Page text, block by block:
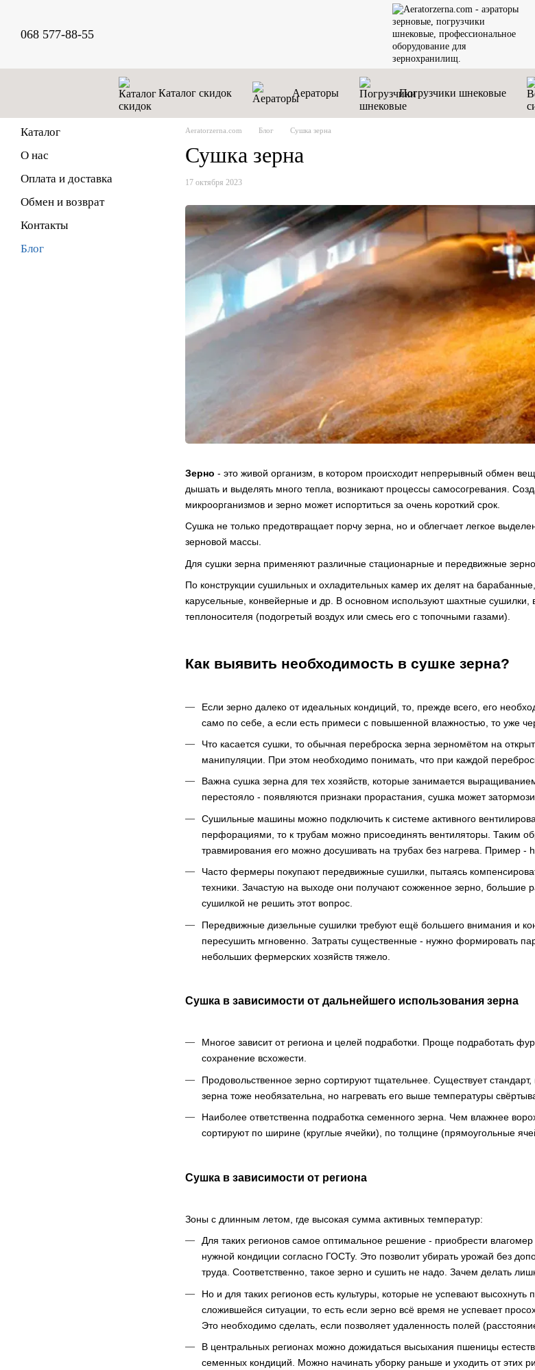
068 577-88-55
Каталог скидок Аераторы Погрузчики шнековые
Аeratorzerna.com Блог Сушка зерна
Сушка зерна
17 октября 2023
Зерно - это живой организм, в котором происходит непрерывный обмен
дышать и выделять много тепла, возникают процессы самосогревания.
микроорганизмов и зерно может испортиться за очень короткий срок.
Сушка не только предотвращает порчу зерна, но и облегчает легкое
зерновой массы.
Для сушки зерна применяют различные стационарные и передвижные
По конструкции сушильных и охладительных камер их делят на
карусельные, конвейерные и др. В основном используют шахтные сушилки,
теплоносителя (подогретый воздух или смесь его с топочными газами).
Как выявить необходимость в сушке зерна?
Если зерно далеко от идеальных кондиций, то, прежде всего, его
само по себе, а если есть примеси с повышенной влажностью, то уже
Что касается сушки, то обычная переброска зерна зерномётом на
манипуляции. При этом необходимо понимать, что при каждой
Важна сушка зерна для тех хозяйств, которые занимается
перестояло - появляются признаки прорастания, сушка может
Сушильные машины можно подключить к системе активного
перфорациями, то к трубам можно присоединять вентиляторы. Таким
травмирования его можно досушивать на трубах без нагрева. Пример
Часто фермеры покупают передвижные сушилки, пытаясь
техники. Зачастую на выходе они получают сожженное зерно, большие
сушилкой не решить этот вопрос.
Передвижные дизельные сушилки требуют ещё большего внимания и
пересушить мгновенно. Затраты существенные - нужно формировать
небольших фермерских хозяйств тяжело.
Сушка в зависимости от дальнейшего использования зерна
Многое зависит от региона и целей подработки. Проще подработать
сохранение всхожести.
Продовольственное зерно сортируют тщательнее. Существует
зерна тоже необязательна, но нагревать его выше температуры
Наиболее ответственна подработка семенного зерна. Чем влажнее
сортируют по ширине (круглые ячейки), по толщине (прямоугольные
Сушка в зависимости от региона
Зоны с длинным летом, где высокая сумма активных температур:
Для таких регионов самое оптимальное решение - приобрести влагомер
нужной кондиции согласно ГОСТу. Это позволит убирать урожай без
труда. Соответственно, такое зерно и сушить не надо. Зачем делать
Но и для таких регионов есть культуры, которые не успевают
сложившейся ситуации, то есть если зерно всё время не успевает
Это необходимо сделать, если позволяет удаленность полей
В центральных регионах можно дожидаться высыхания пшеницы
семенных кондиций. Можно начинать уборку раньше и уходить от этих
Каталог
О нас
Оплата и доставка
Обмен и возврат
Контакты
Блог